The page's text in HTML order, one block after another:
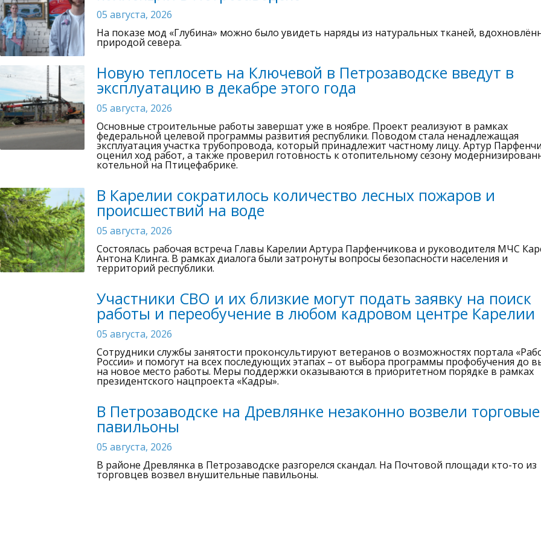
05 августа, 2026
На показе мод «Глубина» можно было увидеть наряды из натуральных тканей,
природой севера.
Новую теплосеть на Ключевой в Петрозаводске введут в
эксплуатацию в декабре этого года
05 августа, 2026
Основные строительные работы завершат уже в ноябре. Проект реализуют в рамках
федеральной целевой программы развития республики. Поводом стала ненадлежащая
эксплуатация участка трубопровода, который принадлежит частному лицу. Артур
оценил ход работ, а также проверил готовность к отопительному сезону
котельной на Птицефабрике.
В Карелии сократилось количество лесных пожаров и
происшествий на воде
05 августа, 2026
Состоялась рабочая встреча Главы Карелии Артура Парфенчикова и руководителя МЧС
Антона Клинга. В рамках диалога были затронуты вопросы безопасности населения и
территорий республики.
Участники СВО и их близкие могут подать заявку на поиск
работы и переобучение в любом кадровом центре Карелии
05 августа, 2026
Сотрудники службы занятости проконсультируют ветеранов о возможностях портала
России» и помогут на всех последующих этапах – от выбора программы профобучения до
на новое место работы. Меры поддержки оказываются в приоритетном порядке в рамках
президентского нацпроекта «Кадры».
В Петрозаводске на Древлянке незаконно возвели торговые
павильоны
05 августа, 2026
В районе Древлянка в Петрозаводске разгорелся скандал. На Почтовой площади кто-то из
торговцев возвел внушительные павильоны.